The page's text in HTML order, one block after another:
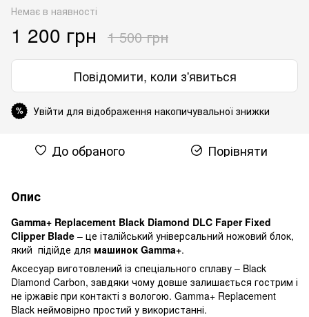
Немає в наявності
1 200 грн 1 500 грн
Повідомити, коли з'явиться
% Увійти для відображення накопичувальної знижки
До обраного Порівняти
Опис
Gamma+ Replacement Black Diamond DLC Faper Fixed
Clipper Blade – це італійський універсальний ножовий блок,
який підійде для машинок Gamma+.
Аксесуар виготовлений із спеціального сплаву – Black
Diamond Carbon, завдяки чому довше залишається гострим і
не іржавіє при контакті з вологою. Gamma+ Replacement
Black неймовірно простий у використанні.